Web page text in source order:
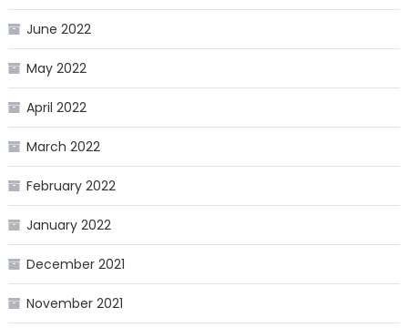
June 2022
May 2022
April 2022
March 2022
February 2022
January 2022
December 2021
November 2021